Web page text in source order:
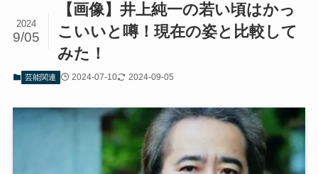
【画像】井上純一の若い頃はかっ
こいいと噂！現在の姿と比較して
みた！
2024
9/05
芸能関連 2024-07-10 2024-09-05